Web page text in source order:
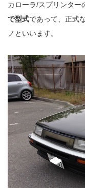
カローラ/スプリンター
で型式であって、正式
ノといいます。